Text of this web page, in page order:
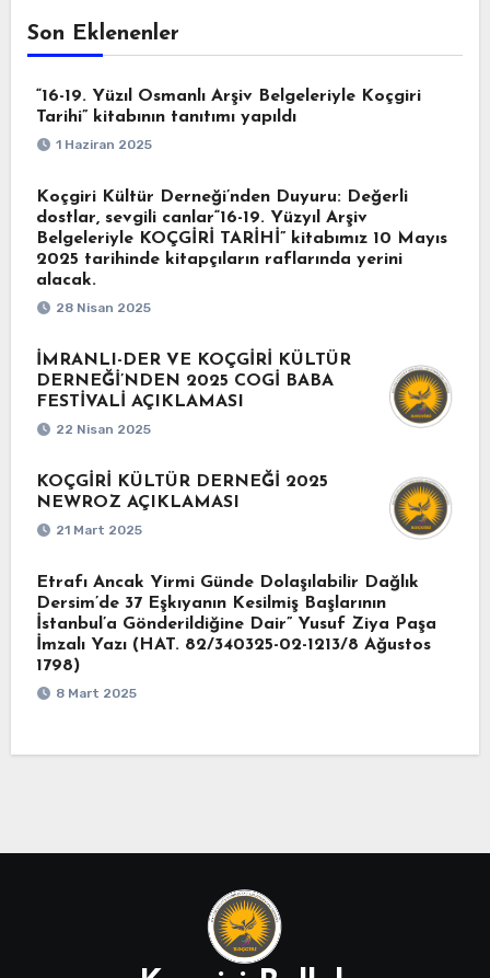
Son Eklenenler
“16-19. Yüzıl Osmanlı Arşiv Belgeleriyle Koçgiri
Tarihi” kitabının tanıtımı yapıldı
1 Haziran 2025
Koçgiri Kültür Derneği’nden Duyuru: Değerli
dostlar, sevgili canlar“16-19. Yüzyıl Arşiv
Belgeleriyle KOÇGİRİ TARİHİ” kitabımız 10 Mayıs
2025 tarihinde kitapçıların raflarında yerini
alacak.
28 Nisan 2025
İMRANLI-DER VE KOÇGİRİ KÜLTÜR
DERNEĞİ’NDEN 2025 COGİ BABA
FESTİVALİ AÇIKLAMASI
22 Nisan 2025
KOÇGİRİ KÜLTÜR DERNEĞİ 2025
NEWROZ AÇIKLAMASI
21 Mart 2025
Etrafı Ancak Yirmi Günde Dolaşılabilir Dağlık
Dersim’de 37 Eşkıyanın Kesilmiş Başlarının
İstanbul’a Gönderildiğine Dair” Yusuf Ziya Paşa
İmzalı Yazı (HAT. 82/340325-02-1213/8 Ağustos
1798)
8 Mart 2025